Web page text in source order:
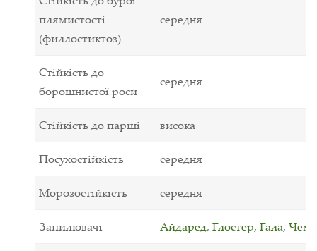
плямистості
(филлостиктоз)
середня
Стійкість до
борошнистої роси
середня
Стійкість до парші висока
Посухостійкість середня
Морозостійкість середня
Запилювачі Айдаред, Глостер, Гала,